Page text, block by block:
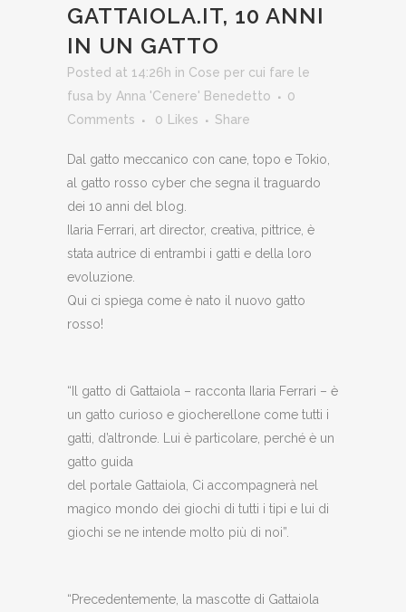
GATTAIOLA.IT, 10 ANNI
IN UN GATTO
Posted at 14:26h in Cose per cui fare le
fusa by Anna 'Cenere' Benedetto
0
Comments
0 Likes Share
Dal gatto meccanico con cane, topo e Tokio,
al gatto rosso cyber che segna il traguardo
dei 10 anni del blog.
Ilaria Ferrari, art director, creativa, pittrice, è
stata autrice di entrambi i gatti e della loro
evoluzione.
Qui ci spiega come è nato il nuovo gatto
rosso!
“Il gatto di Gattaiola – racconta Ilaria Ferrari – è
un gatto curioso e giocherellone come tutti i
gatti, d’altronde. Lui è particolare, perché è un
gatto guida
del portale Gattaiola, Ci accompagnerà nel
magico mondo dei giochi di tutti i tipi e lui di
giochi se ne intende molto più di noi”.
“Precedentemente, la mascotte di Gattaiola